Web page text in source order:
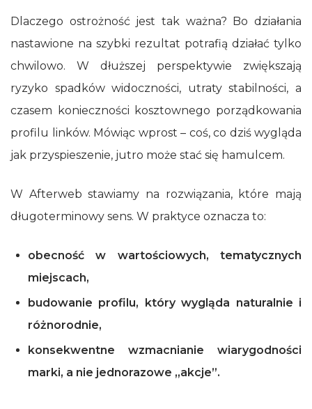
Dlaczego ostrożność jest tak ważna? Bo działania
nastawione na szybki rezultat potrafią działać tylko
chwilowo. W dłuższej perspektywie zwiększają
ryzyko spadków widoczności, utraty stabilności, a
czasem konieczności kosztownego porządkowania
profilu linków. Mówiąc wprost – coś, co dziś wygląda
jak przyspieszenie, jutro może stać się hamulcem.
W Afterweb stawiamy na rozwiązania, które mają
długoterminowy sens. W praktyce oznacza to:
obecność w wartościowych, tematycznych
miejscach,
budowanie profilu, który wygląda naturalnie i
różnorodnie,
konsekwentne wzmacnianie wiarygodności
marki, a nie jednorazowe „akcje”.